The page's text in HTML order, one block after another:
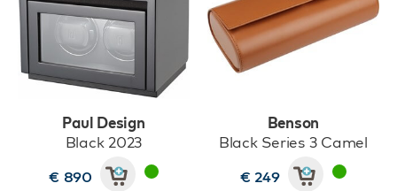
Paul Design
Black 2023
€ 890
Benson
Black Series 3 Camel
€ 249